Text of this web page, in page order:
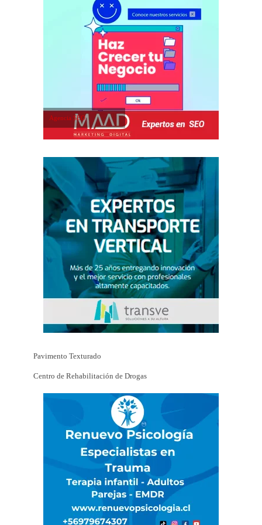
Agencia SEO
Pavimento Texturado
Centro de Rehabilitación de Drogas